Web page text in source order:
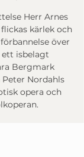
Herr Arnes
kärlek och
över
ett isbelagt
Bergmark
Nordahls
opera och